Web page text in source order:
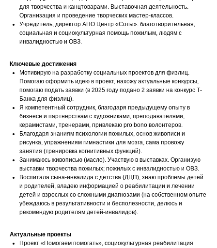
для творчества и канцтоварами. Выставочная деятельность.
Организация и проведение творческих мастер-классов.
Учредитель, директор АНО Центр «Соты»: благотворительная,
социальная и социокультурная помощь пожилым, людям с
инвалидностью и ОВЗ.
Ключевые достижения
Мотивирую на разработку социальных проектов для физлиц.
Помогаю оформить идею в проект, нахожу актуальные конкурсы,
помогаю подать заявки (в 2025 году подано 2 заявки на конкурс Т-
Банка для физлиц).
Я компетентный сотрудник, благодаря предыдущему опыту в
бизнесе и партнерствам с художниками, преподавателями,
керамистами, тренерами, привлекаю pro bono волонтеров.
Благодаря знаниям психологии пожилых, основ живописи и
рисунка, упражнениям гимнастики для мозга, сама провожу
занятия (тренировка когнитивных функций).
Занимаюсь живописью (масло). Участвую в выставках. Организую
выставки творчества пожилых; пожилых с инвалидностью и ОВЗ.
Воспитала сына-инвалида с детства (ДЦП), знаю проблемы детей
и родителей, владею информацией о реабилитации и лечении
детей и взрослых со сложными диагнозами (на собственном опыте
убеждаюсь в результативности и бесполезности, делюсь и
рекомендую родителям детей-инвалидов).
Актуальные проекты
Проект «Помогаем помогать», социокультурная реабилитация